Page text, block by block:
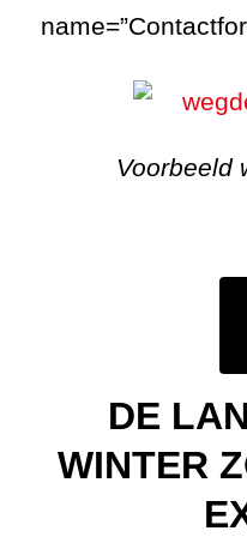
Voorbeeld
DE
WINTER